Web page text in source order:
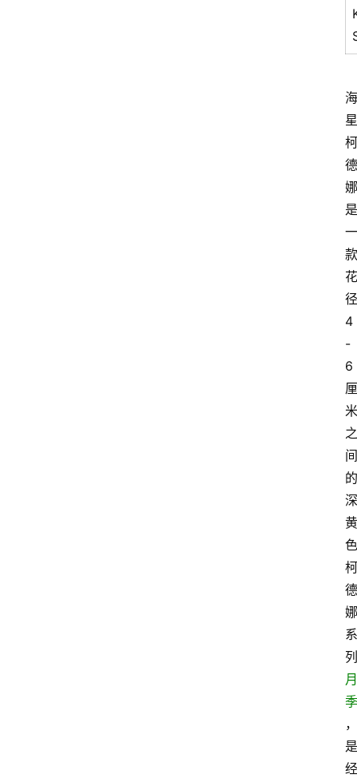
海
星
柯
德
娜
是
一
款
花
径
4
-
6
厘
米
之
间
的
深
黄
色
柯
德
娜
系
列
月
季
，
是
经